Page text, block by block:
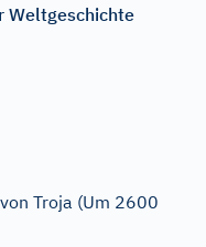
Weltgeschichte
Troja (Um 2600